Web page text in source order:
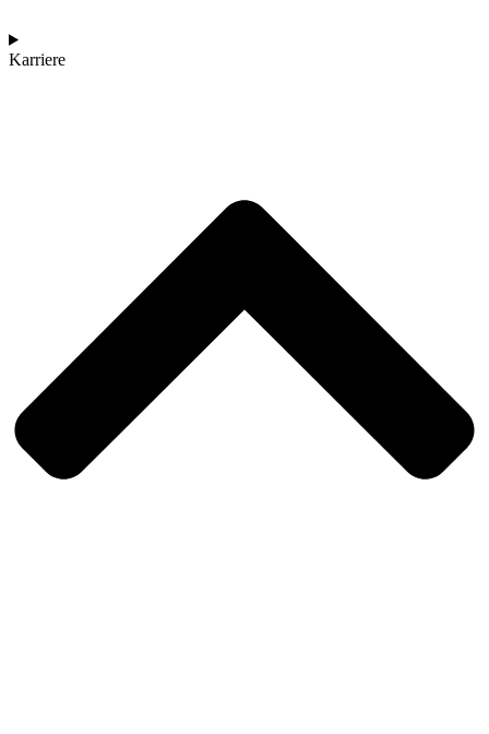
Karriere